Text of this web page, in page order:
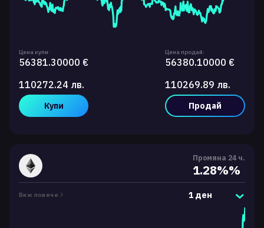
Цена купи:
56381.30000 €
110272.24 лв.
Купи
Цена продай:
56380.10000 €
110269.89 лв.
Продай
Промяна 24 ч.
1.28%%
Виж повече 1 ден